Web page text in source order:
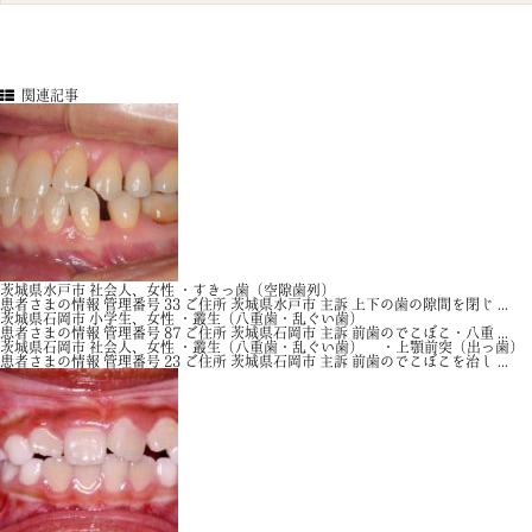
関連記事
茨城県水戸市 社会人、女性 ・すきっ歯（空隙歯列）
患者さまの情報 管理番号 33 ご住所 茨城県水戸市 主訴 上下の歯の隙間を閉じ ...
茨城県石岡市 小学生、女性 ・叢生（八重歯・乱ぐい歯）
患者さまの情報 管理番号 87 ご住所 茨城県石岡市 主訴 前歯のでこぼこ・八重 ...
茨城県石岡市 社会人、女性 ・叢生（八重歯・乱ぐい歯） ・上顎前突（出っ
患者さまの情報 管理番号 23 ご住所 茨城県石岡市 主訴 前歯のでこぼこを治し ...